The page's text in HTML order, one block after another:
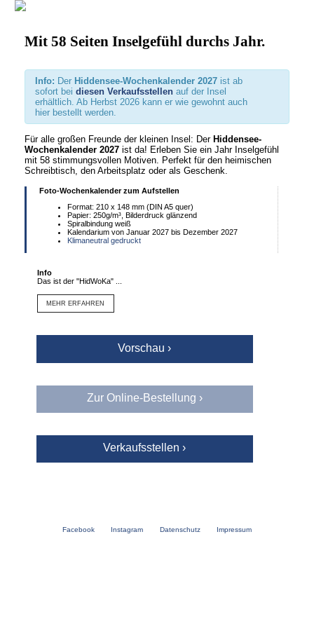
Mit 58 Seiten Inselgefühl durchs Jahr.
Info: Der Hiddensee-Wochenkalender 2027 ist ab
sofort beidiesen Verkaufsstellen auf der Insel
erhältlich. Ab Herbst 2026 kann er wie gewohnt auch
hier bestellt werden.
Für alle großen Freunde der kleinen Insel: DerHiddensee-
Wochenkalender 2027 ist da! Erleben Sie ein Jahr Inselgefühl
mit 58 stimmungsvollen Motiven. Perfekt für den heimischen
Schreibtisch, den Arbeitsplatz oder als Geschenk.
Foto-Wochenkalender zum Aufstellen
Format: 210 x 148 mm (DIN A5 quer)
Papier: 250g/m³, Bilderdruck glänzend
Spiralbindung weiß
Kalendarium von Januar 2027 bis Dezember 2027
Klimaneutral gedruckt
Info
Das ist der "HidWoKa" ...
MEHR ERFAHREN
Vorschau ›
Zur Online-Bestellung ›
Verkaufsstellen ›
Facebook Instagram Datenschutz Impressum